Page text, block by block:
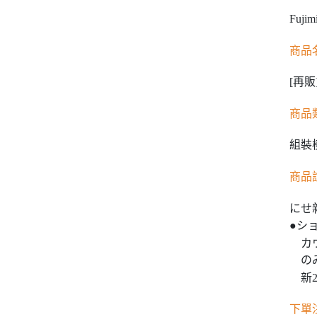
商品
[再
商品
組裝
商品
にせ
●シ
カ
の
新2
下單